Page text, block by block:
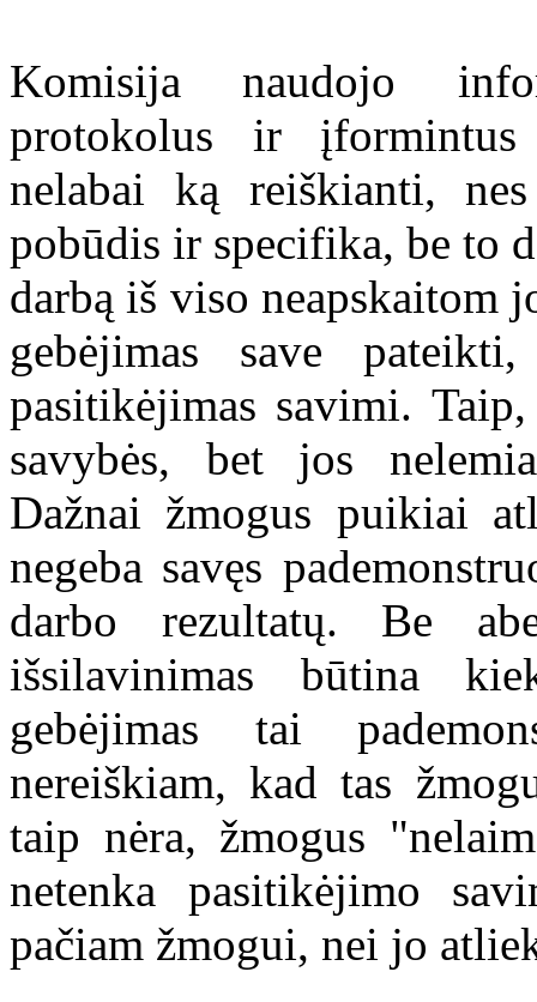
Komisija naudojo
protokolus ir
nelabai ką reiškianti,
pobūdis ir specifika, be to
darbą iš viso neapskaitom
gebėjimas save
pasitikėjimas savimi.
savybės, bet jos
Dažnai žmogus puikiai
negeba savęs
darbo rezultatų. Be
išsilavinimas būtina
gebėjimas tai
nereiškiam, kad tas
taip nėra, žmogus
netenka pasitikėjimo
pačiam žmogui, nei jo